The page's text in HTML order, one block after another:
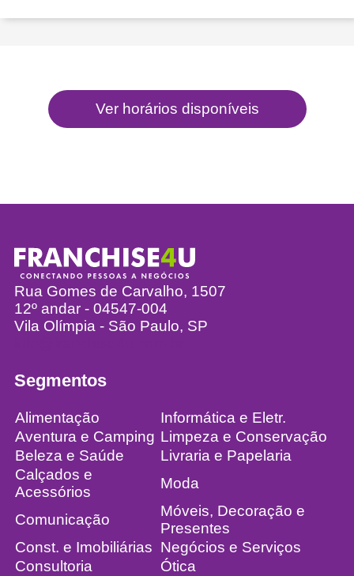
Rua Gomes de Carvalho, 1507
12º andar - 04547-004
Vila Olímpia - São Paulo, SP
Segmentos
Alimentação
Informática e Eletr.
Aventura e Camping Limpeza e Conservação
Beleza e Saúde
Livraria e Papelaria
Calçados e
Acessórios
Moda
Comunicação
Móveis, Decoração e
Presentes
Const. e Imobiliárias Negócios e Serviços
Consultoria
Ótica